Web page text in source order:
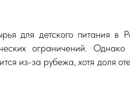
для детского питания в
ограничений. Однако
из-за рубежа, хотя доля